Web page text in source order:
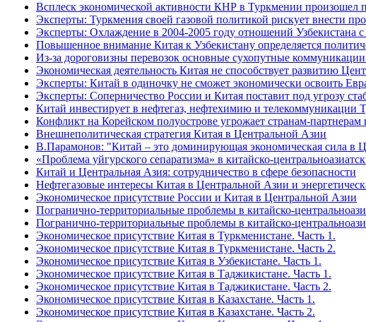
Всплеск экономической активности КНР в Туркмении произошел
Эксперты: Туркмения своей газовой политикой рискует внести
Эксперты: Охлаждение в 2004-2005 году отношений Узбекистана
Повышенное внимание Китая к Узбекистану определяется
Из-за дороговизны перевозок основные сухопутные
Экономическая деятельность Китая не способствует развитию
Эксперты: Китай в одиночку не сможет экономически освоить
Эксперты: Соперничество России и Китая поставит под угрозу
Китай инвестирует в нефтегаз, нефтехимию и телекоммуникации
Конфликт на Корейском полуострове угрожает странам-
Внешнеполитическая стратегия Китая в Центральной Азии
В.Парамонов: "Китай – это доминирующая экономическая сила в
«Проблема уйгурского сепаратизма» в китайско-
Китай и Центральная Азия: сотрудничество в сфере безопасности
Нефтегазовые интересы Китая в Центральной Азии и
Экономическое присутствие России и Китая в Центральной Азии
Погранично-территориальные проблемы в китайско-
Погранично-территориальные проблемы в китайско-
Экономическое присутствие Китая в Туркменистане. Часть 1.
Экономическое присутствие Китая в Туркменистане. Часть 2.
Экономическое присутствие Китая в Узбекистане. Часть 1.
Экономическое присутствие Китая в Таджикистане. Часть 1.
Экономическое присутствие Китая в Таджикистане. Часть 2.
Экономическое присутствие Китая в Казахстане. Часть 1.
Экономическое присутствие Китая в Казахстане. Часть 2.